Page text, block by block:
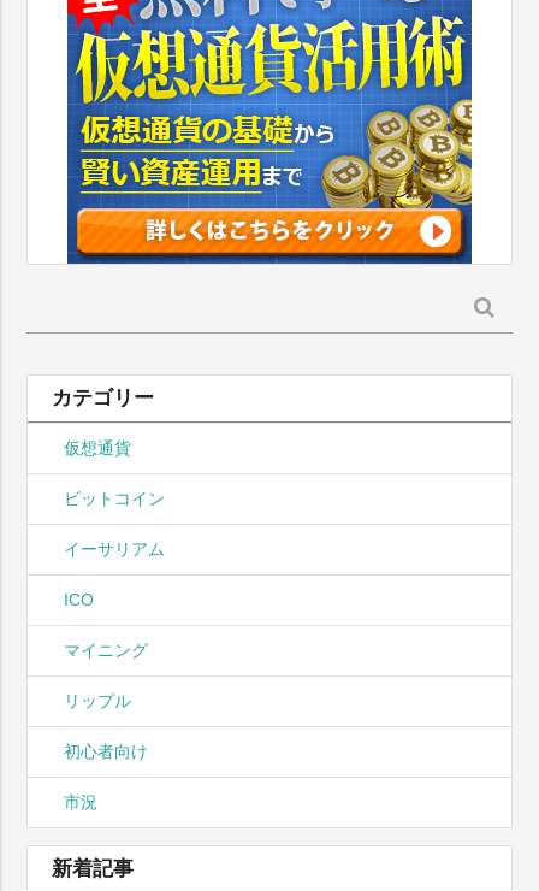
索:
カテゴリー
仮想通貨
ビットコイン
イーサリアム
ICO
マイニング
リップル
初心者向け
市況
新着記事